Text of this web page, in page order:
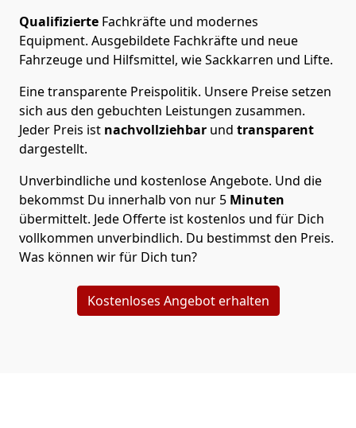
Qualifizierte Fachkräfte und modernes
Equipment. Ausgebildete Fachkräfte und neue
Fahrzeuge und Hilfsmittel, wie Sackkarren und Lifte.
Eine transparente Preispolitik. Unsere Preise setzen
sich aus den gebuchten Leistungen zusammen.
Jeder Preis ist nachvollziehbar und transparent
dargestellt.
Unverbindliche und kostenlose Angebote. Und die
bekommst Du innerhalb von nur 5 Minuten
übermittelt. Jede Offerte ist kostenlos und für Dich
vollkommen unverbindlich. Du bestimmst den Preis.
Was können wir für Dich tun?
Kostenloses Angebot erhalten